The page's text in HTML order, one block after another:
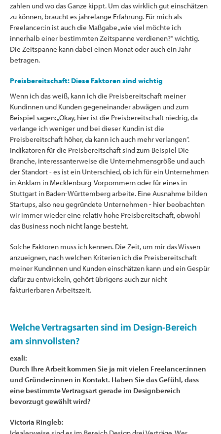
zahlen und wo das Ganze kippt. Um das wirklich gut einschätzen
zu können, braucht es jahrelange Erfahrung. Für mich als
Freelancer:in ist auch die Maßgabe „wie viel möchte ich
innerhalb einer bestimmten Zeitspanne verdienen?“ wichtig.
Die Zeitspanne kann dabei einen Monat oder auch ein Jahr
betragen.
Preisbereitschaft: Diese Faktoren sind wichtig
Wenn ich das weiß, kann ich die Preisbereitschaft meiner
Kundinnen und Kunden gegeneinander abwägen und zum
Beispiel sagen: „Okay, hier ist die Preisbereitschaft niedrig, da
verlange ich weniger und bei dieser Kundin ist die
Preisbereitschaft höher, da kann ich auch mehr verlangen“.
Indikatoren für die Preisbereitschaft sind zum Beispiel Die
Branche, interessanterweise die Unternehmensgröße und auch
der Standort - es ist ein Unterschied, ob ich für ein Unternehmen
in Anklam in Mecklenburg-Vorpommern oder für eines in
Stuttgart in Baden-Württemberg arbeite. Eine Ausnahme bilden
Startups, also neu gegründete Unternehmen - hier beobachten
wir immer wieder eine relativ hohe Preisbereitschaft, obwohl
das Business noch nicht lange besteht.
Solche Faktoren muss ich kennen. Die Zeit, um mir das Wissen
anzueignen, nach welchen Kriterien ich die Preisbereitschaft
meiner Kundinnen und Kunden einschätzen kann und ein Gespür
dafür zu entwickeln, gehört übrigens auch zur nicht
fakturierbaren Arbeitszeit.
Welche Vertragsarten sind im Design-Bereich
am sinnvollsten?
exali:
Durch Ihre Arbeit kommen Sie ja mit vielen Freelancer:innen
und Gründer:innen in Kontakt. Haben Sie das Gefühl, dass
eine bestimmte Vertragsart gerade im Designbereich
bevorzugt gewählt wird?
Victoria Ringleb: